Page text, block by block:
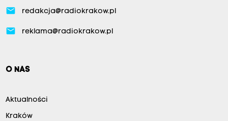
email redakcja@radiokrakow.pl
email reklama@radiokrakow.pl
O NAS
Aktualności
Kraków